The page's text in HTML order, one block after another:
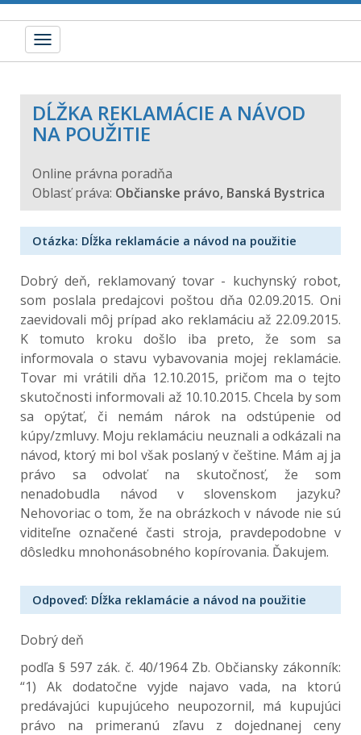
Toggle
navigation
DĹŽKA REKLAMÁCIE A NÁVOD
NA POUŽITIE
Online právna poradňa
Oblasť práva: Občianske právo, Banská Bystrica
Otázka: Dĺžka reklamácie a návod na použitie
Dobrý deň, reklamovaný tovar - kuchynský robot,
som poslala predajcovi poštou dňa 02.09.2015. Oni
zaevidovali môj prípad ako reklamáciu až 22.09.2015.
K tomuto kroku došlo iba preto, že som sa
informovala o stavu vybavovania mojej reklamácie.
Tovar mi vrátili dňa 12.10.2015, pričom ma o tejto
skutočnosti informovali až 10.10.2015. Chcela by som
sa opýtať, či nemám nárok na odstúpenie od
kúpy/zmluvy. Moju reklamáciu neuznali a odkázali na
návod, ktorý mi bol však poslaný v češtine. Mám aj ja
právo sa odvolať na skutočnosť, že som
nenadobudla návod v slovenskom jazyku?
Nehovoriac o tom, že na obrázkoch v návode nie sú
viditeľne označené časti stroja, pravdepodobne v
dôsledku mnohonásobného kopírovania. Ďakujem.
Odpoveď: Dĺžka reklamácie a návod na použitie
Dobrý deň
podľa § 597 zák. č. 40/1964 Zb. Občiansky zákonník:
“1) Ak dodatočne vyjde najavo vada, na ktorú
predávajúci kupujúceho neupozornil, má kupujúci
právo na primeranú zľavu z dojednanej ceny